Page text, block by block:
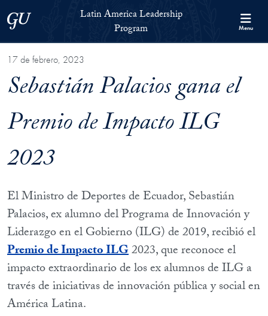
Skip to Latin America Leadership Program Full Site Menu
Georgetown UniversityLatin America Leadership
Program
Menu
17 de febrero, 2023
Sebastián Palacios gana el
Premio de Impacto ILG
2023
El Ministro de Deportes de Ecuador, Sebastián
Palacios, ex alumno del Programa de Innovación y
Liderazgo en el Gobierno (ILG) de 2019, recibió el
Premio de Impacto ILG2023, que reconoce el
impacto extraordinario de los ex alumnos de ILG a
través de iniciativas de innovación pública y social en
América Latina.